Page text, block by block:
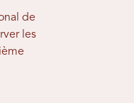
de
les